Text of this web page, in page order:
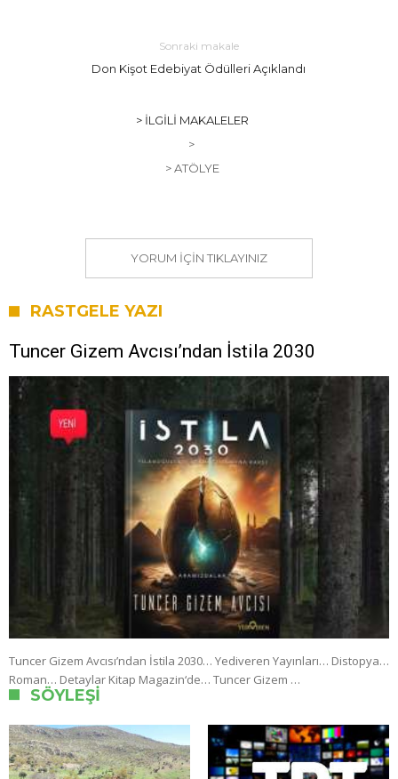
Sonraki makale
Don Kişot Edebiyat Ödülleri Açıklandı
> İLGILI MAKALELER
>
> ATÖLYE
YORUM IÇIN TIKLAYINIZ
RASTGELE YAZI
Tuncer Gizem Avcısı’ndan İstila 2030
Tuncer Gizem Avcısı’ndan İstila 2030… Yediveren Yayınları… Distopya…
Roman… Detaylar Kitap Magazin‘de… Tuncer Gizem …
SÖYLEŞI